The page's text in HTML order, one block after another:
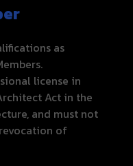
as
license in
Act in the
and must not
of